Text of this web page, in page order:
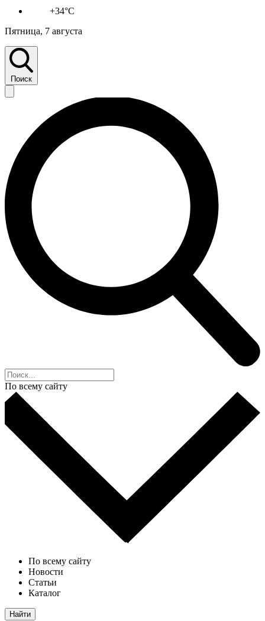
+34°C
Пятница, 7 августа
Поиск
По всему сайту
По всему сайту
Новости
Статьи
Каталог
Найти